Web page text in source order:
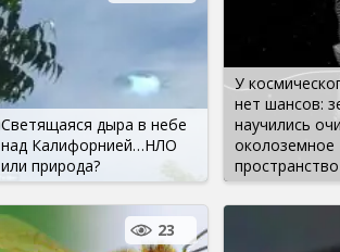
Светящаяся дыра в небе
над Калифорнией…НЛО
или природа?
У
нет шансов:
научились
околоземное
пространство
23